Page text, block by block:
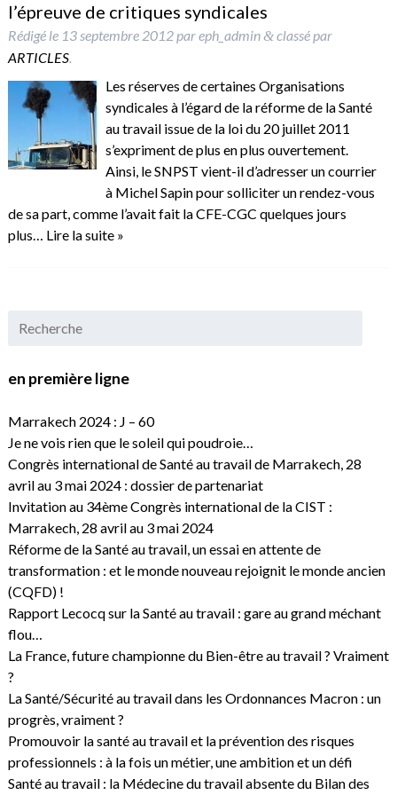
l’épreuve de critiques syndicales
Rédigé le 13 septembre 2012pareph_admin &classé par
ARTICLES.
Les réserves de certaines Organisations
syndicales à l’égard de la réforme de la Santé
au travail issue de la loi du 20 juillet 2011
s’expriment de plus en plus ouvertement.
Ainsi, le SNPST vient-il d’adresser un courrier
à Michel Sapin pour solliciter un rendez-vous
de sa part, comme l’avait fait la CFE-CGC quelques jours
plus… Lire la suite »
en première ligne
Marrakech 2024 : J – 60
Je ne vois rien que le soleil qui poudroie…
Congrès international de Santé au travail de Marrakech, 28
avril au 3 mai 2024 : dossier de partenariat
Invitation au 34ème Congrès international de la CIST :
Marrakech, 28 avril au 3 mai 2024
Réforme de la Santé au travail, un essai en attente de
transformation : et le monde nouveau rejoignit le monde ancien
(CQFD) !
Rapport Lecocq sur la Santé au travail : gare au grand méchant
flou…
La France, future championne du Bien-être au travail ? Vraiment
?
La Santé/Sécurité au travail dans les Ordonnances Macron : un
progrès, vraiment ?
Promouvoir la santé au travail et la prévention des risques
professionnels : à la fois un métier, une ambition et un défi
Santé au travail : la Médecine du travail absente du Bilan des